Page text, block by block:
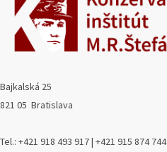
Bajkalská 25
821 05 Bratislava
Tel.: +421 918 493 917 | +421 915 874 744